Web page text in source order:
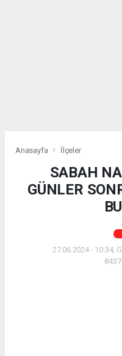
Anasayfa İlçeler
SABAH
GÜNLER
27.06.2024 - 10:34,